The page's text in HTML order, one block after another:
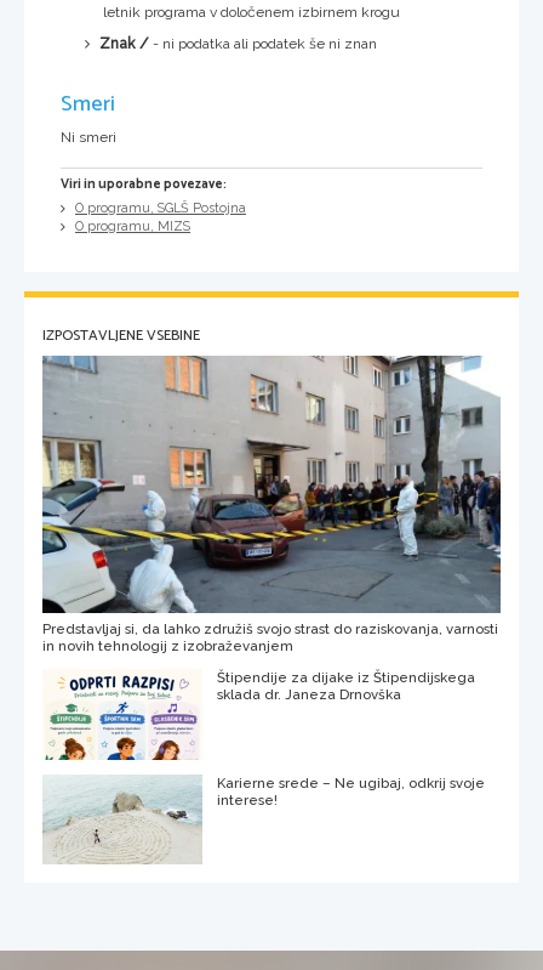
letnik programa v določenem izbirnem krogu
Znak / - ni podatka ali podatek še ni znan
Smeri
Ni smeri
Viri in uporabne povezave:
O programu, SGLŠ Postojna
O programu, MIZS
IZPOSTAVLJENE VSEBINE
Predstavljaj si, da lahko združiš svojo strast do raziskovanja, varnosti
in novih tehnologij z izobraževanjem
Štipendije za dijake iz Štipendijskega
sklada dr. Janeza Drnovška
Karierne srede – Ne ugibaj, odkrij svoje
interese!